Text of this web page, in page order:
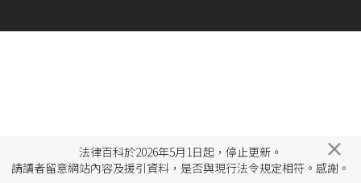
法律百科於2026年5月1日起，停止更新。
請讀者留意網站內容及援引資料，是否與現行法令規定相符。感謝。
×